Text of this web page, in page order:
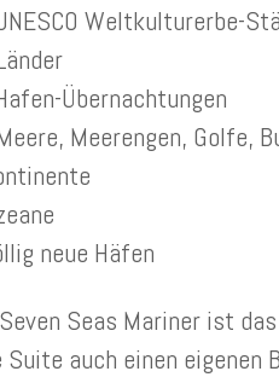
Weltkulturerbe-
Übernachtungen
Meerengen, Golfe,
neue Häfen
Seas Mariner ist
Suite auch einen